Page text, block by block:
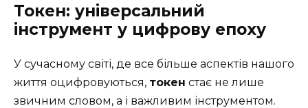
Токен: універсальний
інструмент у цифрову епоху
У сучасному світі, де все більше аспектів нашого
життя оцифровуються, токен стає не лише
звичним словом, а і важливим інструментом.